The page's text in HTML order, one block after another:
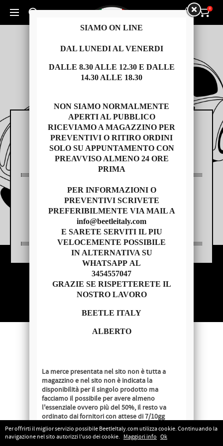
Cerca un prodotto... 0 0
Per offrirti il miglior servizio possibile BeetleItaly.com utilizza cookie. Continuando la
navigazione nel sito autorizzi l'uso dei cookie. Maggiori info Ok
RICAMBI
AUTO USATE
Copyright © 2014 - BEETLE ITALY
P.IVA 04209620279
SIAMO ON LINE
DAL LUNEDI AL VENERDI
DALLE 8.30 ALLE 12.30 E DALLE
14.30 ALLE 18.30
NON SIAMO NORMALMENTE
APERTI AL PUBBLICO
RICEVIAMO A MAGAZZINO PER
PREVENTIVI O RITIRO ORDINI
SOLO SU APPUNTAMENTO CON
PREAVVISO ALMENO 24 ORE
PRIMA
PER INFORMAZIONI O
PREVENTIVI SCRIVETE
PREFERIBILMENTE VIA MAIL A
info@beetleitaly.com
E SARETE SERVITI IL PIU
VELOCEMENTE POSSIBILE
IN ALTERNATIVA SU
WHATSAPP AL
3454557047
GRAZIE SE RISPETTERETE IL
NOSTRO LAVORO
BEETLE ITALY
ALBERTO
La merce presentata nel sito non è tutta a
magazzino e nel sito non è indicata la
disponibilità per il singolo prodotto ma
facciamo il possibile per avere almeno
l'essenziale ovvero più del 50%, il resto va
ordinato dai fornitori con attese di 7/10gg
lavorativi salvo disponibilità al momento
dell'ordine.